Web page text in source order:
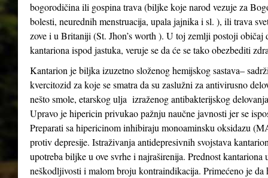
bogorodičina ili gospina trava (biljke koje narod vezuje za
bolesti, neurednih menstruacija, upala jajnika i sl. ), ili trava
zove i u Britaniji (St. Jhon’s worth ). U toj zemlji postoji običaj
kantariona ispod jastuka, veruje se da će se tako obezbediti
Kantarion je biljka izuzetno složenog hemijskog sastava–
kvercitozid za koje se smatra da su zaslužni za antivirusno
nešto smole, etarskog ulja izraženog antibakterijskog
Upravo je hipericin privukao pažnju naučne javnosti jer se
Preparati sa hipericinom inhibiraju monoaminsku oksidazu
protiv depresije. Istraživanja antidepresivnih svojstava
upotreba biljke u ove svrhe i najraširenija. Prednost kantariona
neškodljivosti i malom broju kontraindikacija. Primećeno je